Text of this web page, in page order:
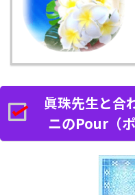
眞珠先生と合
ニのPour（